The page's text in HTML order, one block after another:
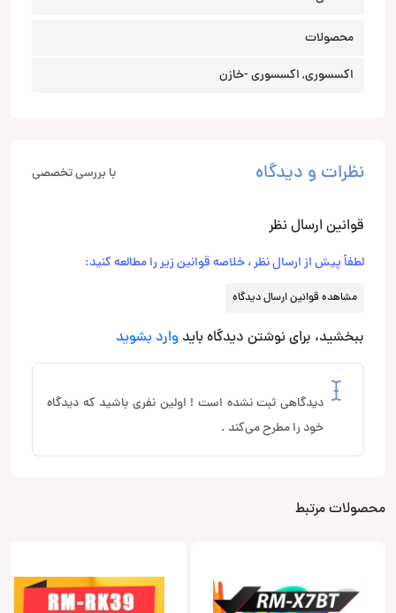
محصولات
اکسسوری, اکسسوری -خازن
نظرات و دیدگاه با بررسی تخصصی
قوانین ارسال نظر
لطفاً پیش از ارسال نظر ، خلاصه قوانین زیر را مطالعه کنید:
مشاهده قوانین ارسال دیدگاه
ببخشید، برای نوشتن دیدگاه باید وارد بشوید
دیدگاهی ثبت نشده است ! اولین نفری باشید که دیدگاه
خود را مطرح می‌کند .
محصولات مرتبط